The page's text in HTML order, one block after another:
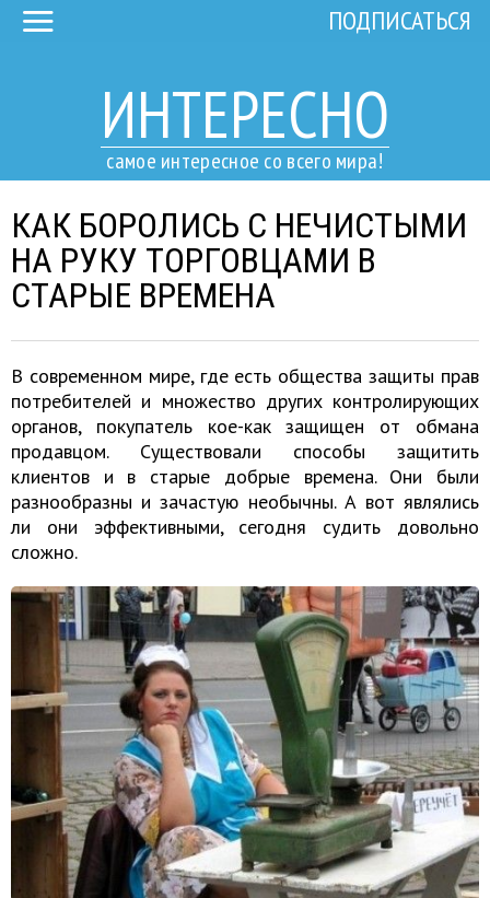
ИНТЕРЕСНО
самое интересное со всего мира!
ПОДПИСАТЬСЯ
КАК БОРОЛИСЬ С НЕЧИСТЫМИ
НА РУКУ ТОРГОВЦАМИ В
СТАРЫЕ ВРЕМЕНА
В современном мире, где есть общества защиты прав
потребителей и множество других контролирующих
органов, покупатель кое-как защищен от обмана
продавцом. Существовали способы защитить
клиентов и в старые добрые времена. Они были
разнообразны и зачастую необычны. А вот являлись
ли они эффективными, сегодня судить довольно
сложно.